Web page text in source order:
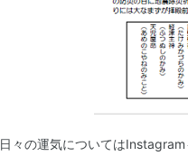
日々の運気についてはInstagram